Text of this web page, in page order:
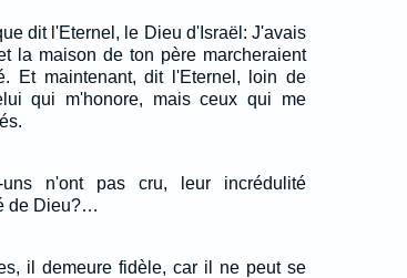
dit l'Eternel, le Dieu d'Israël: J'avais
la maison de ton père marcheraient
Et maintenant, dit l'Eternel, loin de
qui m'honore, mais ceux qui me
n'ont pas cru, leur incrédulité
de Dieu?…
il demeure fidèle, car il ne peut se